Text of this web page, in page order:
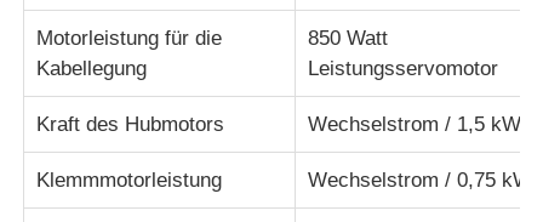
mit einer Leistung von mehr als 100 W
Motorleistung für die
Kabellegung
850 Watt
Leistungsservomotor
Kraft des Hubmotors Wechselstrom / 1,5 kW
Klemmmotorleistung Wechselstrom / 0,75 kW